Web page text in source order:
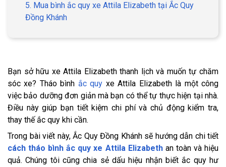
5. Mua bình ắc quy xe Attila Elizabeth tại Ắc Quy
Đồng Khánh
Bạn sở hữu xe Attila Elizabeth thanh lịch và muốn tự chăm
sóc xe? Tháo bình ắc quy xe Attila Elizabeth là một công
việc bảo dưỡng đơn giản mà bạn có thể tự thực hiện tại nhà.
Điều này giúp bạn tiết kiệm chi phí và chủ động kiểm tra,
thay thế ắc quy khi cần.
Trong bài viết này, Ắc Quy Đồng Khánh sẽ hướng dẫn chi tiết
cách tháo bình ắc quy xe Attila Elizabethan toàn và hiệu
quả. Chúng tôi cũng chia sẻ dấu hiệu nhận biết ắc quy hư